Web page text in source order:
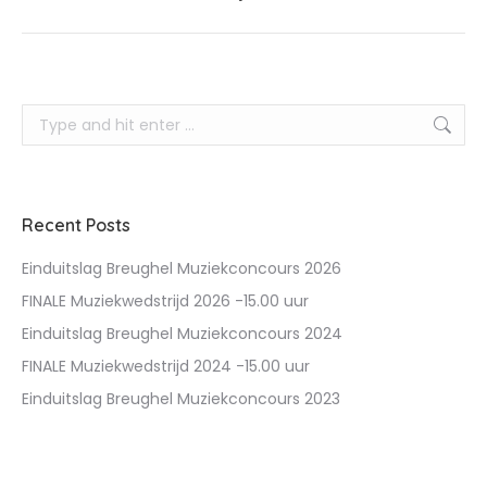
Search:
Recent Posts
Einduitslag Breughel Muziekconcours 2026
FINALE Muziekwedstrijd 2026 -15.00 uur
Einduitslag Breughel Muziekconcours 2024
FINALE Muziekwedstrijd 2024 -15.00 uur
Einduitslag Breughel Muziekconcours 2023